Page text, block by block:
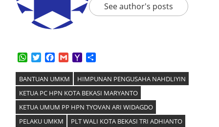
See author's posts
WhatsApp
TwitterFacebook
GmailYahoo
BANTUAN UMKM
HIMPUNAN PENGUSAHA NAHDLIYIN
KETUA PC HPN KOTA BEKASI MARYANTO
KETUA UMUM PP HPN TYOVAN ARI WIDAGDO
PELAKU UMKM
PLT WALI KOTA BEKASI TRI ADHIANTO